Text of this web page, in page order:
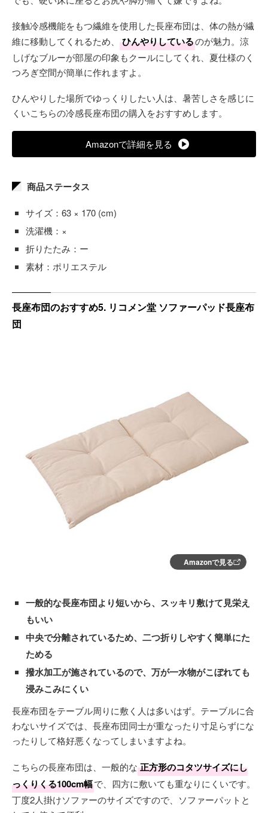
接触冷感機能をもつ繊維を使用した長座布団は、体の熱が繊
維に移動してくれるため、
ひんやりしているのが魅力。涼
しげなブルーが部屋の印象もクールにしてくれ、夏仕様のく
つろぎ空間が簡単に作れますよ。
ひんやりした場所でゆっくりしたい人は、暑苦しさを感じに
くいこちらの冷感長座布団の購入をおすすめします。
Amazonで詳細を見る
商品ステータス
サイズ：63 × 170 (cm)
洗濯機：×
折りたたみ：ー
素材：ポリエステル
長座布団のおすすめ5. リコメン堂 ソファーパッド長座布
団
Amazonで見る
一般的な長座布団より短いから、スッキリ敷けて見栄え
もいい
中央で分離されているため、二つ折りしやすく簡単にた
ためる
撥水加工が施されているので、万が一水物がこぼれても
浸みこみにくい
長座布団をテーブル周りに敷く人は多いはず。テーブルに合
わないサイズでは、長座布団同士が重なったり寸足らずにな
ったりして格好悪くなってしまいますよね。
こちらの長座布団は、一般的な 正方形のコタツサイズにし
っくりくる100cm幅で、四方に敷いても重なりにくいです。
丁度2人掛けソファーのサイズですので、ソファーパットと